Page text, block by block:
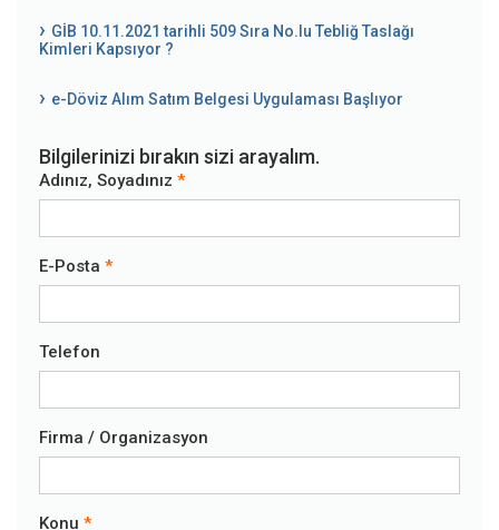
GİB 10.11.2021 tarihli 509 Sıra No.lu Tebliğ Taslağı
Kimleri Kapsıyor ?
e-Döviz Alım Satım Belgesi Uygulaması Başlıyor
Bilgilerinizi bırakın sizi arayalım.
Adınız, Soyadınız
E-Posta
Telefon
Firma / Organizasyon
Konu